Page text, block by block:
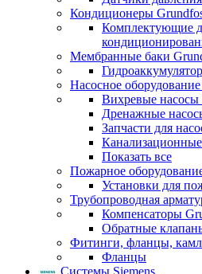
Кондиционеры
Комплектующие
Мембранные баки
Насосное
Вихревые насосы
Дренажные
Запчасти для
Показать все
Пожарное
Установки для
Трубопроводная
Компенсаторы
Обратные
Фитинги, фланцы,
Фланцы
Системы Siemens